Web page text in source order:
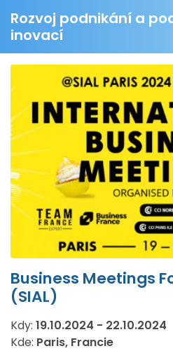
Rozvoj podnikání a
inovací
Business Meetings
(SIAL)
Kdy: 19.10.2024 - 22.10.2024
Kde: Paris, Francie